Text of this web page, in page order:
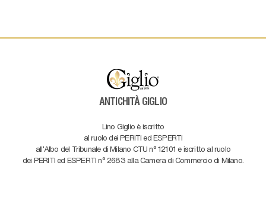
ANTICHITÀ GIGLIO
Lino Giglio è iscritto
al ruolo dei PERITI ed ESPERTI
all'Albo del Tribunale di Milano CTU n° 12101 e iscritto al ruolo
dei PERITI ed ESPERTI n° 2683 alla Camera di Commercio di Milano.